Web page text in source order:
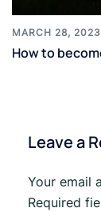
MARCH 28, 2023
How to
Leave a
Your email
Required